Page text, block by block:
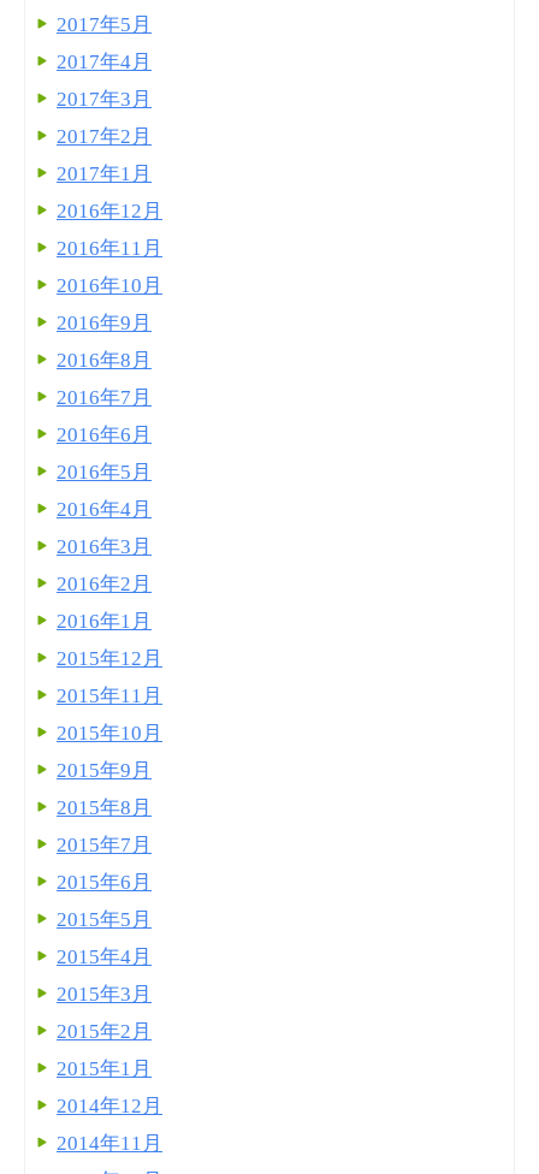
2017年5月
2017年4月
2017年3月
2017年2月
2017年1月
2016年12月
2016年11月
2016年10月
2016年9月
2016年8月
2016年7月
2016年6月
2016年5月
2016年4月
2016年3月
2016年2月
2016年1月
2015年12月
2015年11月
2015年10月
2015年9月
2015年8月
2015年7月
2015年6月
2015年5月
2015年4月
2015年3月
2015年2月
2015年1月
2014年12月
2014年11月